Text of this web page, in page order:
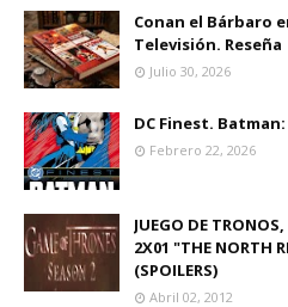
Conan el Bárbaro
Televisión. Reseña
Julio 30, 2026
DC Finest. Batman:
Febrero 22, 2026
JUEGO DE
2X01 "THE NORTH
(SPOILERS)
Abril 02, 2012